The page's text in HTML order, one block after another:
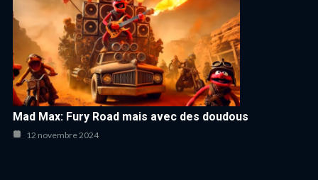
Mad Max: Fury Road mais avec des doudous
12 novembre 2024